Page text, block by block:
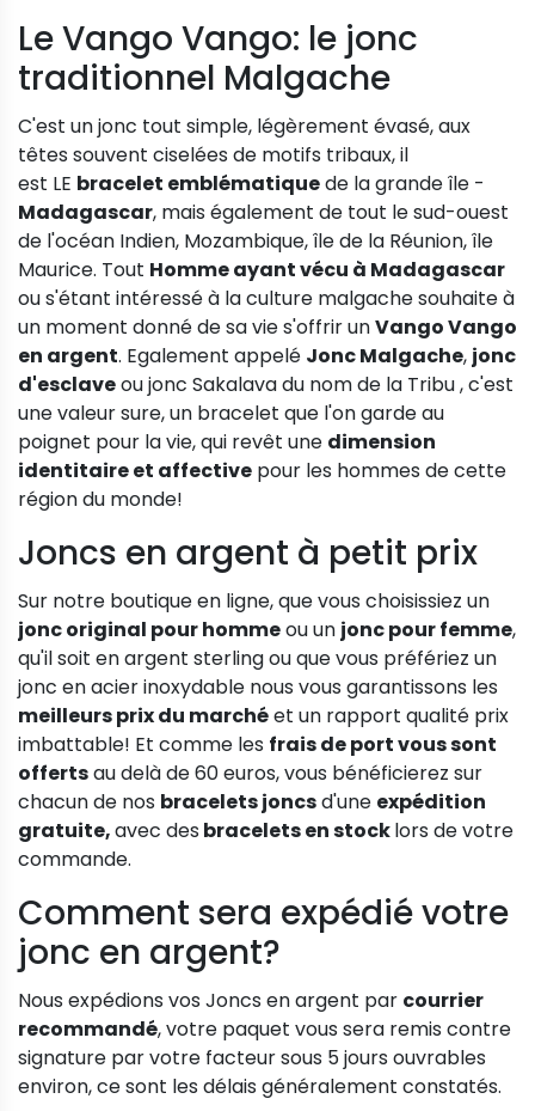
Le Vango Vango: le jonc
traditionnel Malgache
C'est un jonc tout simple, légèrement évasé, aux
têtes souvent ciselées de motifs tribaux, il
est LE bracelet emblématiquede la grande île -
Madagascar, mais également de tout le sud-ouest
de l'océan Indien, Mozambique, île de la Réunion, île
Maurice. Tout Homme ayant vécu à Madagascar
ou s'étant intéressé à la culture malgache souhaite à
un moment donné de sa vie s'offrir unVango Vango
en argent. Egalement appelé Jonc Malgache, jonc
d'esclaveou jonc Sakalava du nom de la Tribu , c'est
une valeur sure, un bracelet que l'on garde au
poignet pour la vie, qui revêt une dimension
identitaire et affective pour les hommes de cette
région du monde!
Joncs en argent à petit prix
Sur notre boutique en ligne, que vous choisissiez un
jonc original pour hommeou un jonc pour femme,
qu'il soit en argent sterling ou que vous préfériez un
jonc en acier inoxydable nous vous garantissons les
meilleurs prix du marchéet un rapport qualité prix
imbattable! Et comme les frais de port vous sont
offertsau delà de 60 euros, vous bénéficierez sur
chacun de nos bracelets joncsd'une expédition
gratuite,avec des bracelets en stocklors de votre
commande.
Comment sera expédié votre
jonc en argent?
Nous expédions vos Joncs en argent par courrier
recommandé, votre paquet vous sera remis contre
signature par votre facteur sous 5 jours ouvrables
environ, ce sont les délais généralement constatés.